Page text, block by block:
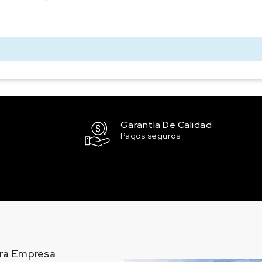
Garantía De Calidad
Pagos seguros
Empresa